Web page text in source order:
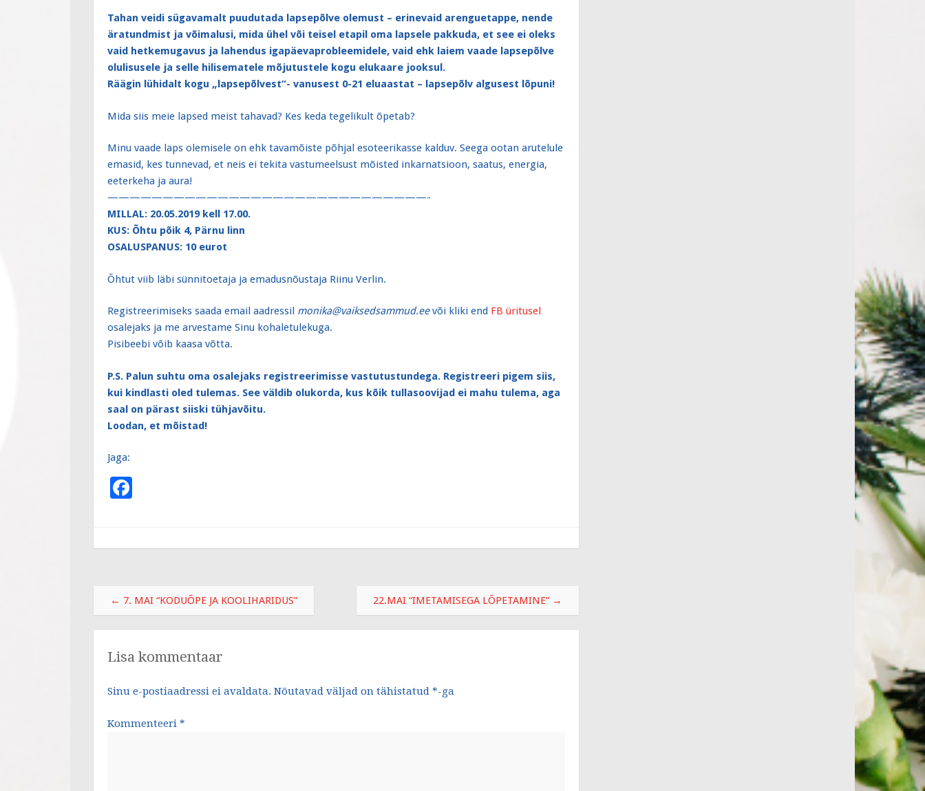
Tahan veidi sügavamalt puudutada lapsepõlve olemust – erinevaid arenguetappe, nende
äratundmist ja võimalusi, mida ühel või teisel etapil oma lapsele pakkuda, et see ei oleks
vaid hetkemugavus ja lahendus igapäevaprobleemidele, vaid ehk laiem vaade lapsepõlve
olulisusele ja selle hilisematele mõjutustele kogu elukaare jooksul.
Räägin lühidalt kogu „lapsepõlvest“- vanusest 0-21 eluaastat – lapsepõlv algusest lõpuni!
Mida siis meie lapsed meist tahavad? Kes keda tegelikult õpetab?
Minu vaade laps olemisele on ehk tavamõiste põhjal esoteerikasse kalduv. Seega ootan arutelule
emasid, kes tunnevad, et neis ei tekita vastumeelsust mõisted inkarnatsioon, saatus, energia,
eeterkeha ja aura!
—————————————————————————————-
MILLAL: 20.05.2019 kell 17.00.
KUS: Õhtu põik 4, Pärnu linn
OSALUSPANUS: 10 eurot
Õhtut viib läbi sünnitoetaja ja emadusnõustaja Riinu Verlin.
Registreerimiseks saada email aadressil monika@vaiksedsammud.eevõi kliki end FB üritusel
osalejaks ja me arvestame Sinu kohaletulekuga.
Pisibeebi võib kaasa võtta.
P.S. Palun suhtu oma osalejaks registreerimisse vastutustundega. Registreeri pigem siis,
kui kindlasti oled tulemas. See väldib olukorda, kus kõik tullasoovijad ei mahu tulema, aga
saal on pärast siiski tühjavõitu.
Loodan, et mõistad!
Jaga:
b
o
k
Post
navigation
← 7. MAI “KODUÕPE JA KOOLIHARIDUS” 22.MAI “IMETAMISEGA LÕPETAMINE” →
Lisa kommentaar
Sinu e-postiaadressi ei avaldata. Nõutavad väljad on tähistatud *-ga
Kommenteeri *